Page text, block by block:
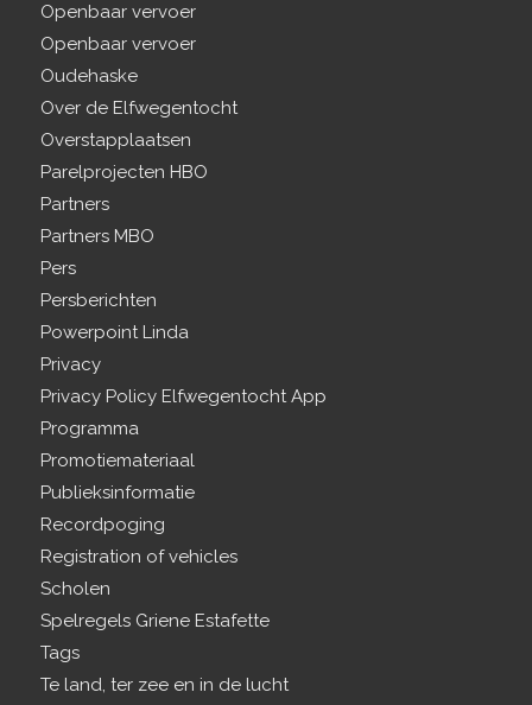
Openbaar vervoer
Openbaar vervoer
Oudehaske
Over de Elfwegentocht
Overstapplaatsen
Parelprojecten HBO
Partners
Partners MBO
Pers
Persberichten
Powerpoint Linda
Privacy
Privacy Policy Elfwegentocht App
Programma
Promotiemateriaal
Publieksinformatie
Recordpoging
Registration of vehicles
Scholen
Spelregels Griene Estafette
Tags
Te land, ter zee en in de lucht